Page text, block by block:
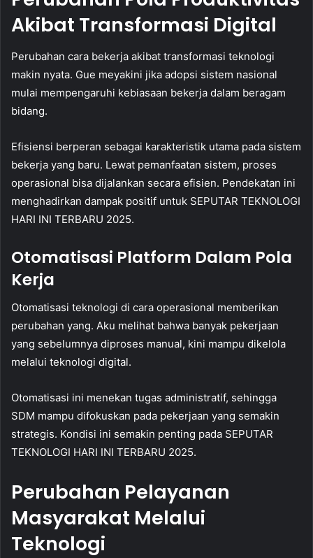
Akibat Transformasi Digital
Perubahan cara bekerja akibat transformasi teknologi
makin nyata. Gue meyakini jika adopsi sistem nasional
mulai mempengaruhi kebiasaan bekerja dalam beragam
bidang.
Efisiensi berperan sebagai karakteristik utama pada sistem
bekerja yang baru. Lewat pemanfaatan sistem, proses
operasional bisa dijalankan secara efisien. Pendekatan ini
menghadirkan dampak positif untuk SEPUTAR TEKNOLOGI
HARI INI TERBARU 2025.
Otomatisasi Platform Dalam Pola
Kerja
Otomatisasi teknologi di cara operasional memberikan
perubahan yang. Aku melihat bahwa banyak pekerjaan
yang sebelumnya diproses manual, kini mampu dikelola
melalui teknologi digital.
Otomatisasi ini menekan tugas administratif, sehingga
SDM mampu difokuskan pada pekerjaan yang semakin
strategis. Kondisi ini semakin penting pada SEPUTAR
TEKNOLOGI HARI INI TERBARU 2025.
Perubahan Pelayanan
Masyarakat Melalui
Teknologi